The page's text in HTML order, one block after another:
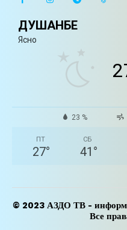
ДУШАНБЕ
Ясно
23 %
ПТ
27°
СБ
41 °
© 2023 АЗДО ТВ -
Все